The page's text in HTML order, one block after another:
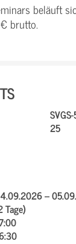
beläuft
brutto.
25
–
Tage)